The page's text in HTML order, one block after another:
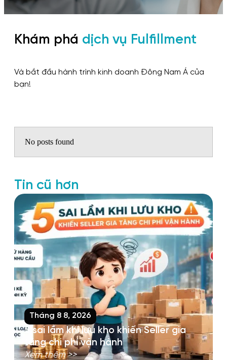
Khám phá dịch vụ Fulfillment
Và bắt đầu hành trình kinh doanh Đông Nam Á của
bạn!
No posts found
Tin cũ hơn
Tháng 8 8, 2026
5 sai lầm khi lưu kho khiến Seller gia
tăng chi phí vận hành
Xem thêm >>